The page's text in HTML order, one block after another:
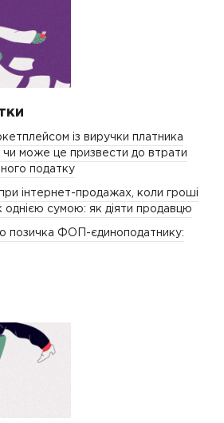
із виручки платника
може це призвести до втрати
податку
інтернет-продажах, коли гроші
однією сумою: як діяти продавцю
позичка ФОП-єдиноподатнику: